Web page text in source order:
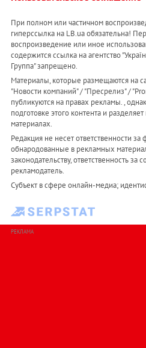
При полном или частичном
гиперссылка на LB.ua обязательна!
воспроизведение или иное
содержится ссылка на агентство
Группа" запрещено.
Материалы, которые размещаются на
"Новости компаний" / "Пресрелиз" /
публикуются на правах рекламы. ,
подготовке этого контента и
материалах.
Редакция не несет ответственности
обнародованные в рекламных
законодательству, ответственность
рекламодатель.
Субъект в сфере онлайн-медиа;
РЕКЛАМА